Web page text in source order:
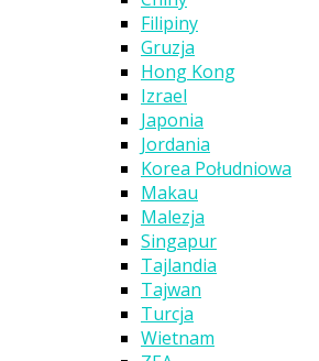
Filipiny
Gruzja
Hong Kong
Izrael
Japonia
Jordania
Korea Południowa
Makau
Malezja
Singapur
Tajlandia
Tajwan
Turcja
Wietnam